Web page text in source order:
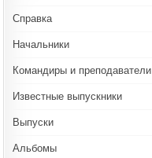
Справка
Начальники
Командиры и преподаватели
Известные выпускники
Выпуски
Альбомы